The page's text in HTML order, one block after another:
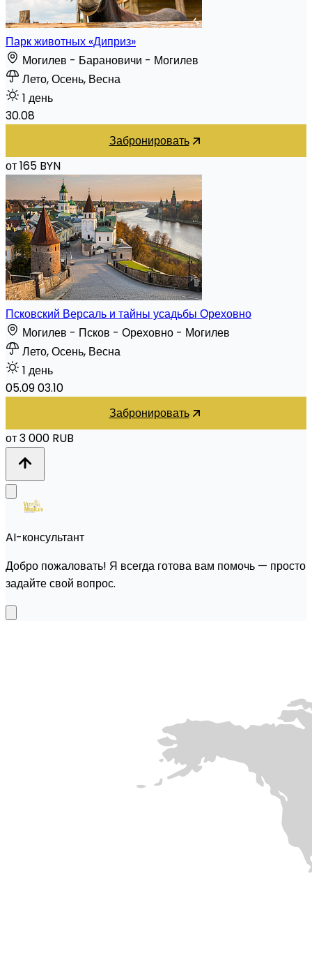
Парк животных «Диприз»
Могилев - Барановичи - Могилев
Лето, Осень, Весна
1 день
30.08
Забронировать
от 165 BYN
Псковский Версаль и тайны усадьбы Ореховно
Могилев - Псков - Ореховно - Могилев
Лето, Осень, Весна
1 день
05.0903.10
Забронировать
от 3 000 RUB
AI-консультант
Добро пожаловать! Я всегда готова вам помочь — просто
задайте свой вопрос.